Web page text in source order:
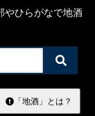
やひらがなで地酒
検
索
す
る
「地酒」とは？